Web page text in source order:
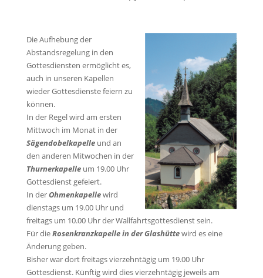
Die Aufhebung der
Abstandsregelung in den
Gottesdiensten ermöglicht es,
auch in unseren Kapellen
wieder Gottesdienste feiern zu
können.
In der Regel wird am ersten
Mittwoch im Monat in der
Sägendobelkapelleund an
den anderen Mitwochen in der
Thurnerkapelleum 19.00 Uhr
Gottesdienst gefeiert.
In derOhmenkapellewird
dienstags um 19.00 Uhr und
freitags um 10.00 Uhr der Wallfahrtsgottesdienst sein.
Für dieRosenkranzkapelle in der Glashüttewird es eine
Änderung geben.
Bisher war dort freitags vierzehntägig um 19.00 Uhr
Gottesdienst. Künftig wird dies vierzehntägig jeweils am